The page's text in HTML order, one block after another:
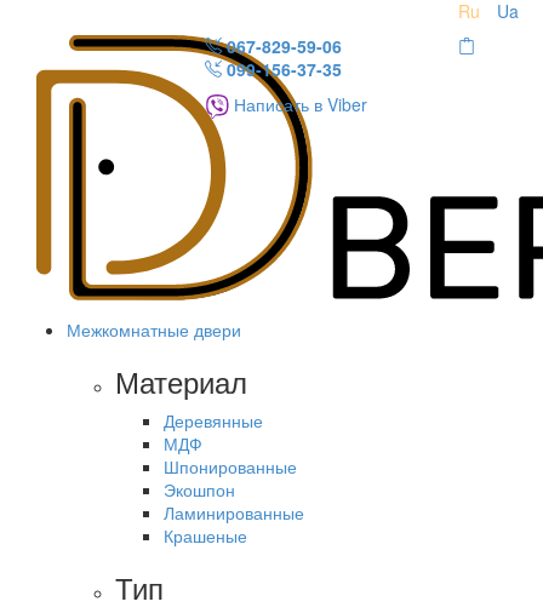
Ru
Ua
067-829-59-06
099-156-37-35
Написать в Viber
Межкомнатные двери
Материал
Деревянные
МДФ
Шпонированные
Экошпон
Ламинированные
Крашеные
Тип